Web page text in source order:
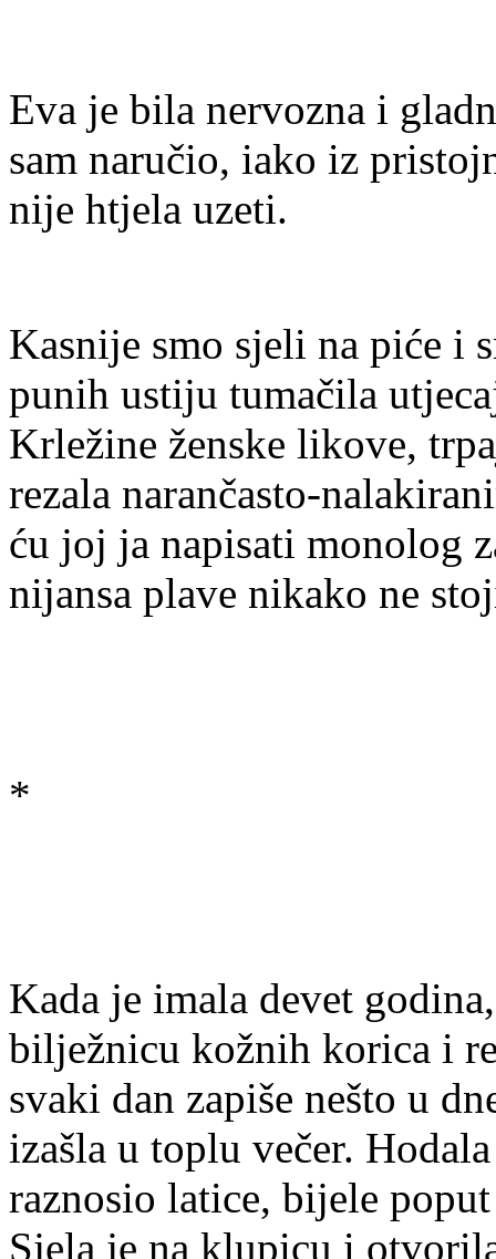
Eva je bila nervozna i
sam naručio, iako iz
nije htjela uzeti.
Kasnije smo sjeli na piće i
punih ustiju tumačila
Krležine ženske likove,
rezala narančasto-
ću joj ja napisati monolog
nijansa plave nikako ne
*
Kada je imala devet
bilježnicu kožnih korica i
svaki dan zapiše nešto u
izašla u toplu večer.
raznosio latice, bijele
Sjela je na klupicu i